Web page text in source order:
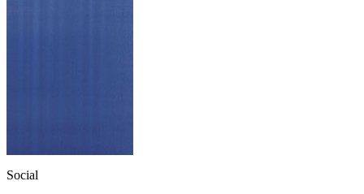
Social